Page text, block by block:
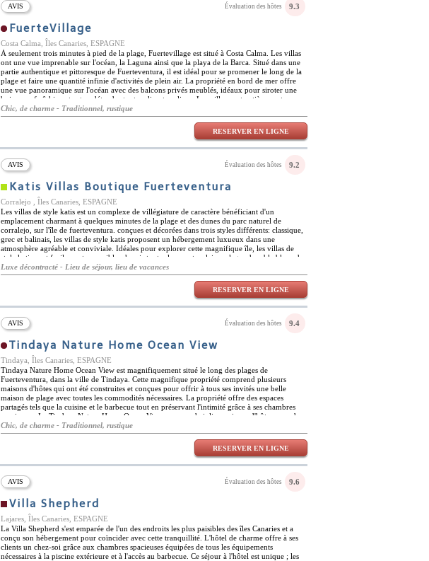
délicieux menus sont également servis le soir. Le restaurant est spécialisé dans la cuisine
typique de Fuerteventura, les plats du nord de l'Espagne et les plats internationaux. Vous
pourrez également profiter du spa et du club de remise en forme récemment rénovés, dotés
de douches à sensations, d'un hammam, d'un sauna, d'une piscine d'hydromassage et d'une
salle de remise en forme entièrement équipée.
AVIS Évaluation des hôtes 9.3
FuerteVillage
Costa Calma, Îles Canaries, ESPAGNE
À seulement trois minutes à pied de la plage, Fuertevillage est situé à Costa Calma. Les villas
ont une vue imprenable sur l'océan, la Laguna ainsi que la playa de la Barca. Situé dans une
partie authentique et pittoresque de Fuerteventura, il est idéal pour se promener le long de la
plage et faire une quantité infinie d'activités de plein air. La propriété en bord de mer offre
une vue panoramique sur l'océan avec des balcons privés meublés, idéaux pour siroter une
boisson rafraîchissante et se détendre tout en lisant un livre. Les villas sont entièrement
équipées avec de grandes chambres, des salles de bain privées, des balcons meublés et une
cuisine avec espace salon. Caractérisés par de grandes fenêtres et des chambres spacieuses et
lumineuses, ils sont le séjour confortable idéal. Une oasis dans la nature, avec un climat idéal
toute l'année. Le fuertevillage est situé dans un havre de paix où les montagnes rencontrent la
mer avec une abondance de plages naturelles. Détendez-vous et prélassez-vous au bord de la
Ceux qui souhaitent voir un peu de culture et explorer davantage l'histoire de l'île peuvent se
rendre à l'Ecomuseo.
Chic, de charme - Traditionnel, rustique
RESERVER EN LIGNE
AVIS Évaluation des hôtes 9.2
Katis Villas Boutique Fuerteventura
Corralejo , Îles Canaries, ESPAGNE
Les villas de style katis est un complexe de villégiature de caractère bénéficiant d'un
emplacement charmant à quelques minutes de la plage et des dunes du parc naturel de
corralejo, sur l'île de fuerteventura. conçues et décorées dans trois styles différents: classique,
grec et balinais, les villas de style katis proposent un hébergement luxueux dans une
atmosphère agréable et conviviale. Idéales pour explorer cette magnifique île, les villas de
style katis sont facilement accessibles depuis toutes les spectaculaires plages de sable blanc de
fuerteventura, ainsi que pour les sites et attractions les plus importants de l'île, dont la
montagne sacrée de tindaya, la casa de los coroneles et les couchers de soleil spectaculaires à
cotillo. la capitale de l'île, puerto del rosario, se trouve à 32 km et l'aéroport est à 40 minutes
de route du complexe. Les clients des villas de style katis peuvent profiter de la piscine et du
service Internet. Les villas disposent de chambres doubles avec salles de bains privatives et
Luxe décontracté - Lieu de séjour, lieu de vacances
RESERVER EN LIGNE
AVIS Évaluation des hôtes 9.4
Tindaya Nature Home Ocean View
Tindaya, Îles Canaries, ESPAGNE
Tindaya Nature Home Ocean View est magnifiquement situé le long des plages de
Fuerteventura, dans la ville de Tindaya. Cette magnifique propriété comprend plusieurs
maisons d'hôtes qui ont été construites et conçues pour offrir à tous ses invités une belle
maison de plage avec toutes les commodités nécessaires. La propriété offre des espaces
partagés tels que la cuisine et le barbecue tout en préservant l'intimité grâce à ses chambres
spacieuses. Le Tindaya Nature Home Ocean View propose de jolies maisons d'hôtes avec du
parquet et des lits à baldaquin ainsi que des coins salon spacieux. Les espaces offrent un havre
de paix avec leurs vues sur le jardin et les couleurs claires des chambres. Cet hôtel de charme
magnifique et confortable se trouve à proximité du parcours de golf de Fuerteventura, de la
montagne Tindaya et de nombreux musées et parcs. Il y a de délicieux restaurants
gastronomiques à distance de marche et de nombreuses plages à quelques minutes en voiture
Chic, de charme - Traditionnel, rustique
RESERVER EN LIGNE
AVIS Évaluation des hôtes 9.6
Villa Shepherd
Lajares, Îles Canaries, ESPAGNE
La Villa Shepherd s'est emparée de l'un des endroits les plus paisibles des îles Canaries et a
conçu son hébergement pour coïncider avec cette tranquillité. L'hôtel de charme offre à ses
clients un chez-soi grâce aux chambres spacieuses équipées de tous les équipements
nécessaires à la piscine extérieure et à l'accès au barbecue. Ce séjour à l'hôtel est unique ; les